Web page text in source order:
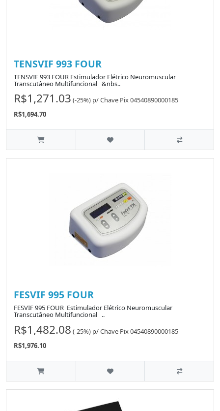
TENSVIF 993 FOUR
TENSVIF 993 FOUR Estimulador Elétrico Neuromuscular
Transcutâneo Multifuncional &nbs..
R$1,271.03 (-25%) p/Chave Pix 04540890000185
R$1,694.70
FESVIF 995 FOUR
FESVIF 995 FOUR Estimulador Elétrico Neuromuscular
Transcutâneo Multifuncional ..
R$1,482.08 (-25%) p/Chave Pix 04540890000185
R$1,976.10